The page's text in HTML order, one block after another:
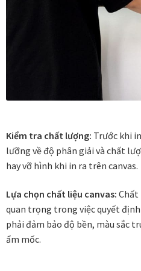
Đóng khung tranh kính cho
Đóng khung tranh thêu
Giới Thiệu Mia Home
Homepage Test
In tranh treo tường theo yêu cầu
Kiểm tra chất lượng: Trước khi
lưỡng về độ phân giải và chất
hay vỡ hình khi in ra trên canvas.
Lựa chọn chất liệu canvas: Chất
quan trọng trong việc quyết
phải đảm bảo độ bền, màu sắc
ẩm mốc.